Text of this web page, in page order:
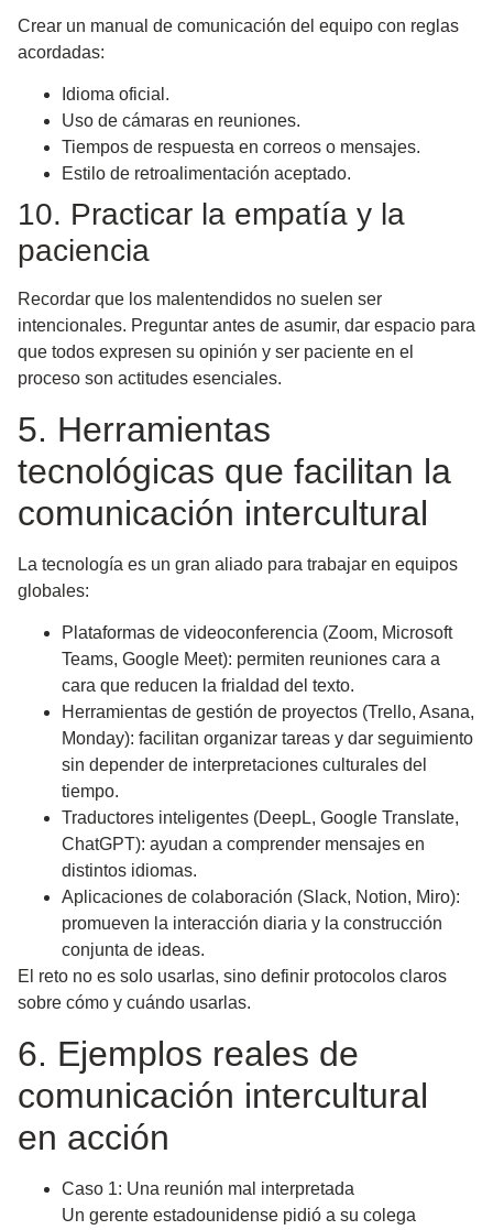
Crear un manual de comunicación del equipo con reglas
acordadas:
Idioma oficial.
Uso de cámaras en reuniones.
Tiempos de respuesta en correos o mensajes.
Estilo de retroalimentación aceptado.
10. Practicar la empatía y la
paciencia
Recordar que los malentendidos no suelen ser
intencionales. Preguntar antes de asumir, dar espacio para
que todos expresen su opinión y ser paciente en el
proceso son actitudes esenciales.
5. Herramientas
tecnológicas que facilitan la
comunicación intercultural
La tecnología es un gran aliado para trabajar en equipos
globales:
Plataformas de videoconferencia (Zoom, Microsoft
Teams, Google Meet): permiten reuniones cara a
cara que reducen la frialdad del texto.
Herramientas de gestión de proyectos (Trello, Asana,
Monday): facilitan organizar tareas y dar seguimiento
sin depender de interpretaciones culturales del
tiempo.
Traductores inteligentes (DeepL, Google Translate,
ChatGPT): ayudan a comprender mensajes en
distintos idiomas.
Aplicaciones de colaboración (Slack, Notion, Miro):
promueven la interacción diaria y la construcción
conjunta de ideas.
El reto no es solo usarlas, sino definir protocolos claros
sobre cómo y cuándo usarlas.
6. Ejemplos reales de
comunicación intercultural
en acción
Caso 1: Una reunión mal interpretada
Un gerente estadounidense pidió a su colega